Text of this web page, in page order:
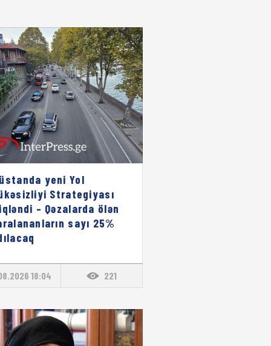
yeni Yol
Strategiyası
– Qəzalarda ölən
sayı 25%
18:04 221